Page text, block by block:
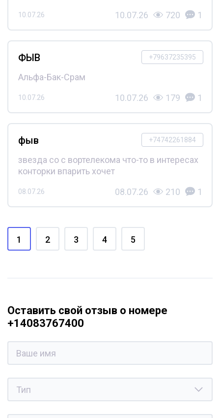
10.07.26 10.07.26 720 1
+79637235395
ФЫВ
Альфа-Бак-Срам
10.07.26 10.07.26 179 1
+74742261884
фыв
звезда со с вортелекома что-то в интересах
конторки впарить хочет
08.07.26 08.07.26 210 1
1 2 3 4 5
Оставить свой отзыв о номере
+14083767400